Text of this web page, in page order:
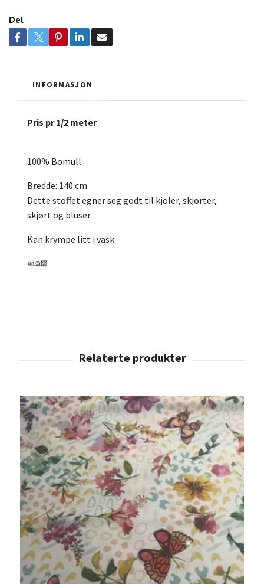
Del
INFORMASJON
Pris pr 1/2 meter
100% Bomull
Bredde: 140 cm
Dette stoffet egner seg godt til kjoler, skjorter,
skjørt og bluser.
Kan krympe litt i vask